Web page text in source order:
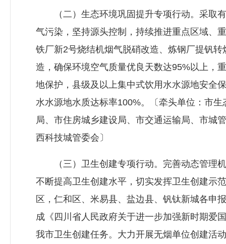
（二）生态环境巩固提升专项行动。采取有
气污染，坚持源头控制，持续推进重点区域、
铁厂新2号烧结机烟气脱硝改造、炼钢厂提钒
造，确保环境空气质量优良天数达95%以上，
地保护，县级及以上集中式饮用水水源地安全
水水源地水质达标率100%。〔牵头单位：市
局、市住房城乡建设局、市交通运输局、市城
西科技城管委会〕
（三）卫生创建专项行动。完善动态管理机
不断提高卫生创建水平，切实发挥卫生创建示
区，仁和区、米易县、盐边县、钒钛新城各申
成《四川省人民政府关于进一步加强新时期爱
我市卫生创建任务。大力开展无烟单位创建活